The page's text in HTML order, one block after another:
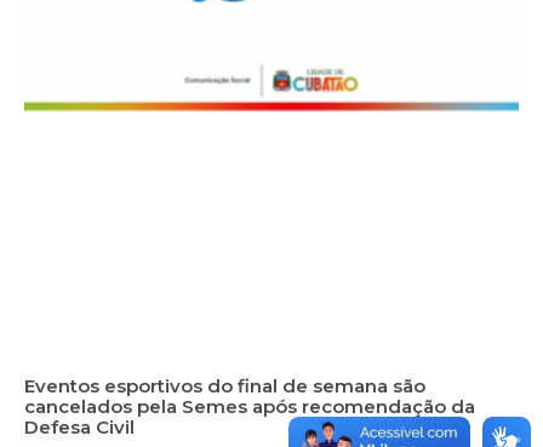
Eventos esportivos do final de semana são
cancelados pela Semes após recomendação da
Defesa Civil